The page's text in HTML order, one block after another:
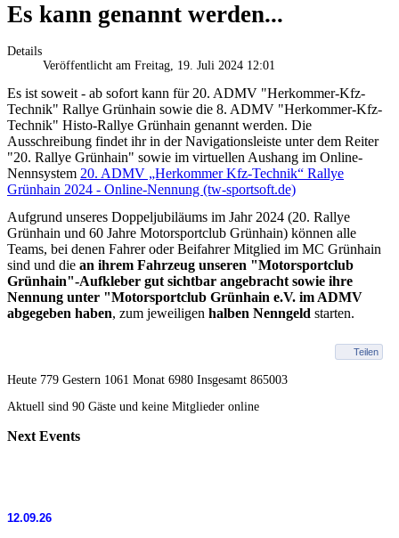
Es kann genannt werden...
Details
Veröffentlicht am Freitag, 19. Juli 2024 12:01
Es ist soweit - ab sofort kann für 20. ADMV "Herkommer-Kfz-
Technik" Rallye Grünhain sowie die 8. ADMV "Herkommer-Kfz-
Technik" Histo-Rallye Grünhain genannt werden. Die
Ausschreibung findet ihr in der Navigationsleiste unter dem Reiter
"20. Rallye Grünhain" sowie im virtuellen Aushang im Online-
Nennsystem 20. ADMV „Herkommer Kfz-Technik“ Rallye
Grünhain 2024 - Online-Nennung (tw-sportsoft.de)
Aufgrund unseres Doppeljubiläums im Jahr 2024 (20. Rallye
Grünhain und 60 Jahre Motorsportclub Grünhain) können alle
Teams, bei denen Fahrer oder Beifahrer Mitglied im MC Grünhain
sind und die an ihrem Fahrzeug unseren "Motorsportclub
Grünhain"-Aufkleber gut sichtbar angebracht sowie ihre
Nennung unter "Motorsportclub Grünhain e.V. im ADMV
abgegeben haben, zum jeweiligen halben Nenngeld starten.
Teilen
Heute 779 Gestern 1061 Monat 6980 Insgesamt 865003
Aktuell sind 90 Gäste und keine Mitglieder online
Next Events
12.09.26